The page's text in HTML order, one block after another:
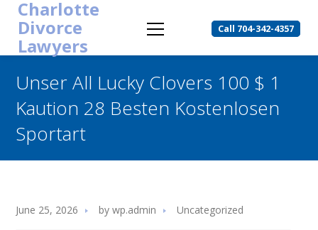
Charlotte
Divorce
Lawyers
Call 704-342-4357
Unser All Lucky Clovers 100 $ 1
Kaution 28 Besten Kostenlosen
Sportart
June 25, 2026 bywp.admin Uncategorized